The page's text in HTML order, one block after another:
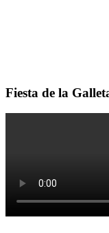
Fiesta de la